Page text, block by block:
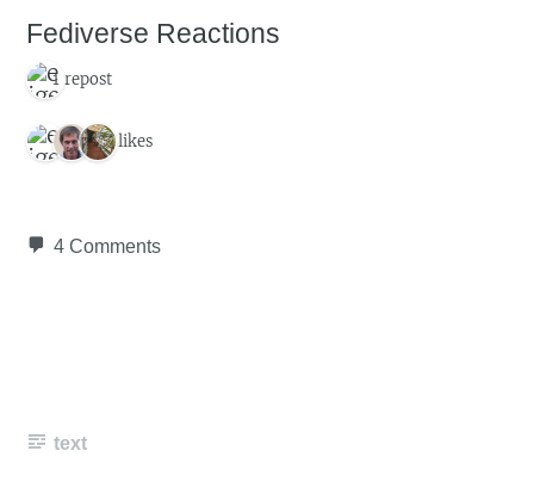
Fediverse Reactions
1 repost
3 likes
4 Comments
text